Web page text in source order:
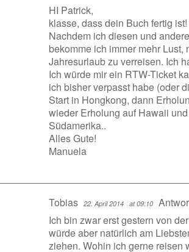
HI Patrick,
klasse, dass dein Buch fertig ist!
Nachdem ich diesen und
bekomme ich immer mehr
Jahresurlaub zu verreisen. Ich
Ich würde mir ein RTW-Ticket
ich bisher verpasst habe (oder
Start in Hongkong, dann
wieder Erholung auf Hawaii
Südamerika..
Alles Gute!
Manuela
Tobias 22. April 2014 at 09:10
Ich bin zwar erst gestern von
würde aber natürlich am
ziehen. Wohin ich gerne reisen